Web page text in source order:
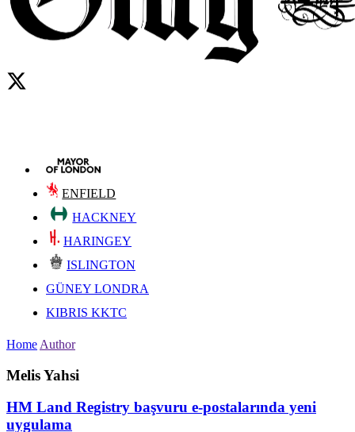
ENFIELD
HACKNEY
HARINGEY
ISLINGTON
GÜNEY LONDRA
KIBRIS KKTC
Home Author
Melis Yahsi
HM Land Registry başvuru e-postalarında yeni
uygulama